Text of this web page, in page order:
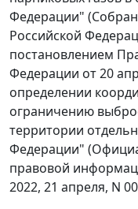
Федерации"
Российской
постановлением
Федерации от 20
определении
ограничению
территории
Федерации"
правовой
2022, 21 апреля, N